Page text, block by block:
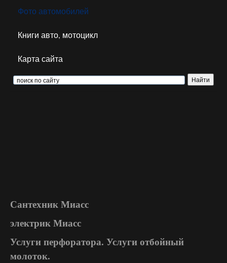
Фото автомобилей
Книги авто, мотоцикл
Карта сайта
Сантехник Миасс
электрик Миасс
Услуги перфоратора. Услуги отбойный
молоток.